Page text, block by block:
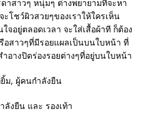
าสาวๆ หนุ่มๆ ต่างพยายามที่จะหา
โชว์ผิวสวยๆของเราให้ใครเห็น
จอยู่ตลอดเวลา จะใส่เสื้อผ้าที ก็ต้อง
สาวๆที่มีรอยแผลเป็นบนใบหน้า ที่
ำอางปิดร่องรอยต่างๆที่อยู่บนใบหน้า